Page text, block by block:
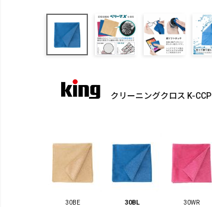
クリーニングクロス K-CCP
30BE 30BL 30WR